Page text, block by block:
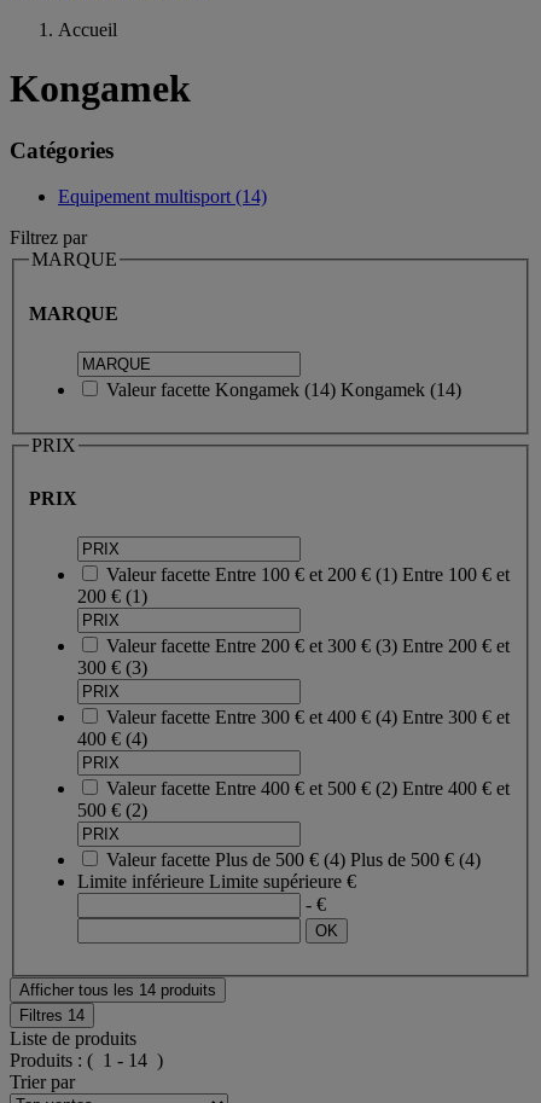
Accueil
Kongamek
Catégories
Equipement multisport (14)
Filtrez par
MARQUE
MARQUE
Valeur facette Kongamek (14) Kongamek (14)
PRIX
PRIX
Valeur facette Entre 100 € et 200 € (1) Entre 100 € et
200 € (1)
Valeur facette Entre 200 € et 300 € (3) Entre 200 € et
300 € (3)
Valeur facette Entre 300 € et 400 € (4) Entre 300 € et
400 € (4)
Valeur facette Entre 400 € et 500 € (2) Entre 400 € et
500 € (2)
Valeur facette Plus de 500 € (4) Plus de 500 € (4)
Limite inférieure Limite supérieure €
- €
Afficher tous les 14 produits
Filtres 14
Liste de produits
Produits : ( 1 - 14 )
Trier par